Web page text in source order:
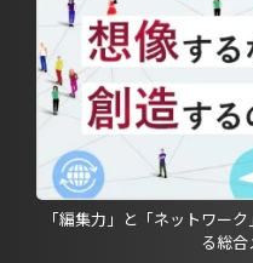
「編集力」と「ネットワー
る総